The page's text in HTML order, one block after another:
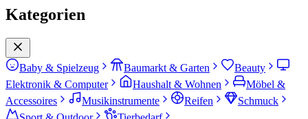
Kategorien
Baby & Spielzeug Baumarkt & Garten
Beauty
Elektronik & Computer
Haushalt & Wohnen
Möbel &
Accessoires
Musikinstrumente Reifen
Schmuck